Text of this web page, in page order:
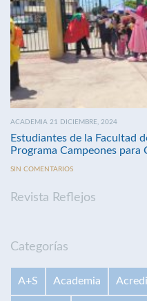
ACADEMIA 21 DICIEMBRE, 2024
Estudiantes de la Facultad
Programa Campeones para
SIN COMENTARIOS
Revista Reflejos
Categorías
A+S Academia